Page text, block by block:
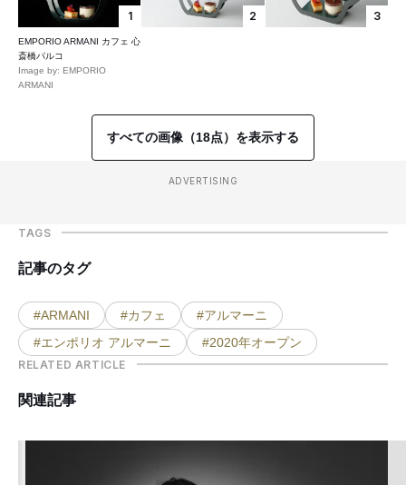
1
EMPORIO ARMANI カフェ 心
斎橋パルコ
Image by: EMPORIO
ARMANI
2 3
すべての画像（18点）を表示する
ADVERTISING
TAGS
記事のタグ
#ARMANI #カフェ
#アルマーニ
#エンポリオ アルマーニ
#2020年オープン
RELATED ARTICLE
関連記事